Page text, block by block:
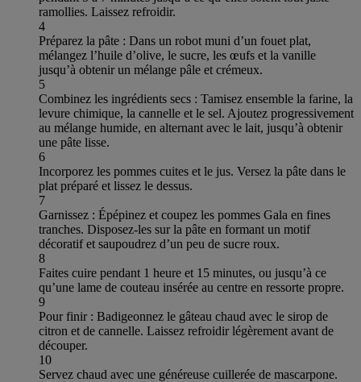
ramollies. Laissez refroidir.
4
Préparez la pâte : Dans un robot muni d’un fouet plat,
mélangez l’huile d’olive, le sucre, les œufs et la vanille
jusqu’à obtenir un mélange pâle et crémeux.
5
Combinez les ingrédients secs : Tamisez ensemble la farine, la
levure chimique, la cannelle et le sel. Ajoutez progressivement
au mélange humide, en alternant avec le lait, jusqu’à obtenir
une pâte lisse.
6
Incorporez les pommes cuites et le jus. Versez la pâte dans le
plat préparé et lissez le dessus.
7
Garnissez : Épépinez et coupez les pommes Gala en fines
tranches. Disposez-les sur la pâte en formant un motif
décoratif et saupoudrez d’un peu de sucre roux.
8
Faites cuire pendant 1 heure et 15 minutes, ou jusqu’à ce
qu’une lame de couteau insérée au centre en ressorte propre.
9
Pour finir : Badigeonnez le gâteau chaud avec le sirop de
citron et de cannelle. Laissez refroidir légèrement avant de
découper.
10
Servez chaud avec une généreuse cuillerée de mascarpone.